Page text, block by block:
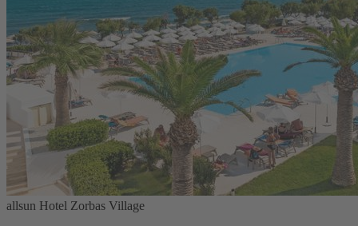
allsun Hotel Zorbas Village